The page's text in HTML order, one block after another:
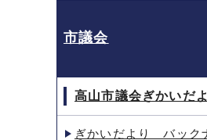
市議会
高山市議会ぎかいだ
ぎかいだより バック